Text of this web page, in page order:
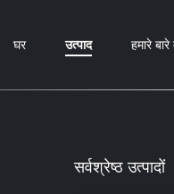
घर उत्पाद हमारे
सर्वश्रेष्ठ उत्पादों